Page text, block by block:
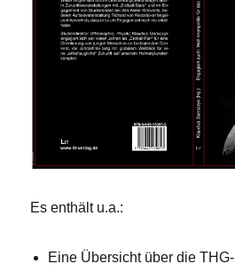
Es enthält u.a.:
Eine Übersicht über die THG-